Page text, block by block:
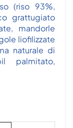
(riso 93%,
grattugiato
mandorle
liofilizzate
naturale di
palmitato,